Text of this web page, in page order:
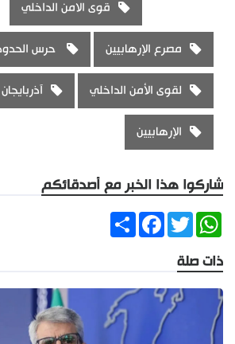
قوى الامن الداخلي
مصرع الإرهابيين حرس
لقوى الأمن الداخلي
الإرهابيين
شاركوا هذا الخبر مع أصدقائكم
ShareFacebookTwitter
WhatsApp
ذات صلة